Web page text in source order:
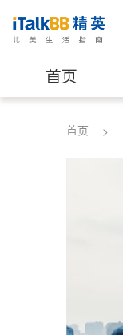
首页
养老首页